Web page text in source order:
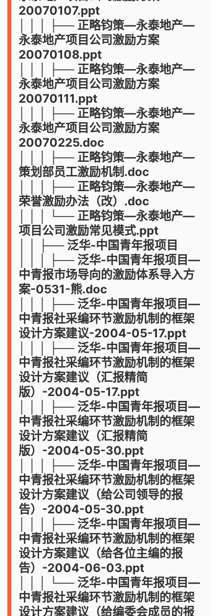
20070107.ppt
│ │ │ ├── 正略钧策—永泰地产—
永泰地产项目公司激励方案
20070108.ppt
│ │ │ ├── 正略钧策—永泰地产—
永泰地产项目公司激励方案
20070111.ppt
│ │ │ ├── 正略钧策—永泰地产—
永泰地产项目公司激励方案
20070225.doc
│ │ │ ├── 正略钧策—永泰地产—
策划部员工激励机制.doc
│ │ │ ├── 正略钧策—永泰地产—
荣誉激励办法（改）.doc
│ │ │ └── 正略钧策—永泰地产—
项目公司激励常见模式.ppt
│ │ ├── 泛华-中国青年报项目
│ │ │ ├── 泛华-中国青年报项目—
中青报市场导向的激励体系导入方
案-0531-熊.doc
│ │ │ ├── 泛华-中国青年报项目—
中青报社采编环节激励机制的框架
设计方案建议-2004-05-17.ppt
│ │ │ ├── 泛华-中国青年报项目—
中青报社采编环节激励机制的框架
设计方案建议（汇报精简
版）-2004-05-17.ppt
│ │ │ ├── 泛华-中国青年报项目—
中青报社采编环节激励机制的框架
设计方案建议（汇报精简
版）-2004-05-30.ppt
│ │ │ ├── 泛华-中国青年报项目—
中青报社采编环节激励机制的框架
设计方案建议（给公司领导的报
告）-2004-05-30.ppt
│ │ │ ├── 泛华-中国青年报项目—
中青报社采编环节激励机制的框架
设计方案建议（给各位主编的报
告）-2004-06-03.ppt
│ │ │ └── 泛华-中国青年报项目—
中青报社采编环节激励机制的框架
设计方案建议（给编委会成员的报